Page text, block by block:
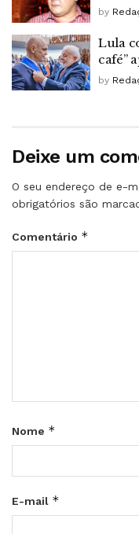
by
Lula
café”
by
Deixe um
O seu endereço de e-
obrigatórios são
Comentário *
Nome *
E-mail *